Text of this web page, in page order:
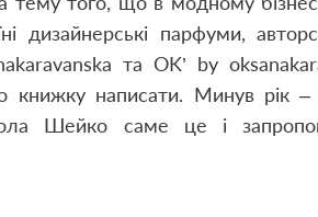
дизайнерські парфуми,
та OK’ by
написати. Минув рік –
Шейко саме це і